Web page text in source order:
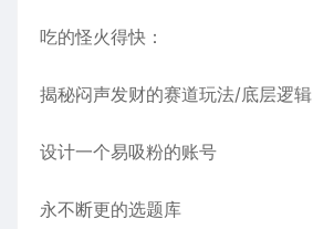
吃的怪火得快：
揭秘闷声发财的赛道玩法/底层逻辑
设计一个易吸粉的账号
永不断更的选题库